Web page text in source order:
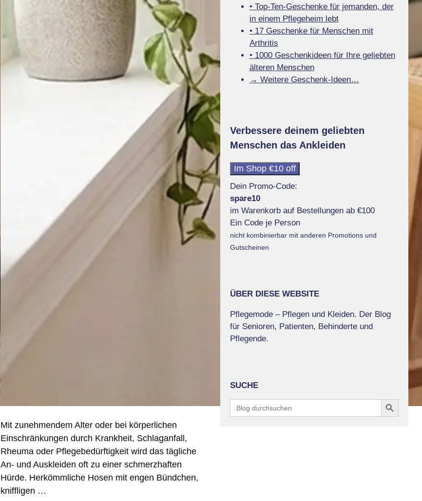
Mit zunehmendem Alter oder bei körperlichen
Einschränkungen durch Krankheit, Schlaganfall,
Rheuma oder Pflegebedürftigkeit wird das tägliche
An- und Auskleiden oft zu einer schmerzhaften
Hürde. Herkömmliche Hosen mit engen Bündchen,
kniffligen …
• Top-Ten-Geschenke für jemanden, der
in einem Pflegeheim lebt
• 17 Geschenke für Menschen mit
Arthritis
• 1000 Geschenkideen für Ihre geliebten
älteren Menschen
→ Weitere Geschenk-Ideen…
Verbessere deinem geliebten
Menschen das Ankleiden
Im Shop €10 off
Dein Promo-Code:
spare10
im Warenkorb auf Bestellungen ab €100
Ein Code je Person
nicht kombinierbar mit anderen Promotions und
Gutscheinen
ÜBER DIESE WEBSITE
Pflegemode – Pflegen und Kleiden. Der Blog
für Senioren, Patienten, Behinderte und
Pflegende.
SUCHE
Search
for:
Search Button